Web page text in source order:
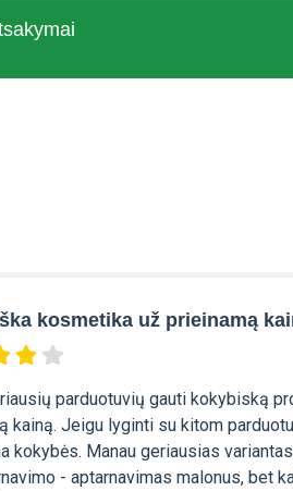
kosmetika už prieinamą
parduotuvių gauti kokybiską
kainą. Jeigu lyginti su kitom
kokybės. Manau geriausias
- aptarnavimas malonus, bet